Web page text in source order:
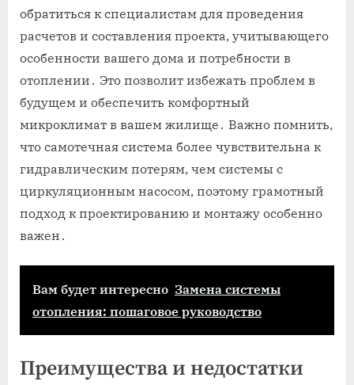
обратиться к специалистам для проведения
расчетов и составления проекта, учитывающего
особенности вашего дома и потребности в
отоплении․ Это позволит избежать проблем в
будущем и обеспечить комфортный
микроклимат в вашем жилище․ Важно помнить,
что самотечная система более чувствительна к
гидравлическим потерям, чем системы с
циркуляционным насосом, поэтому грамотный
подход к проектированию и монтажу особенно
важен․
Вам будет интересно Замена системы
отопления: пошаговое руководство
Преимущества и недостатки